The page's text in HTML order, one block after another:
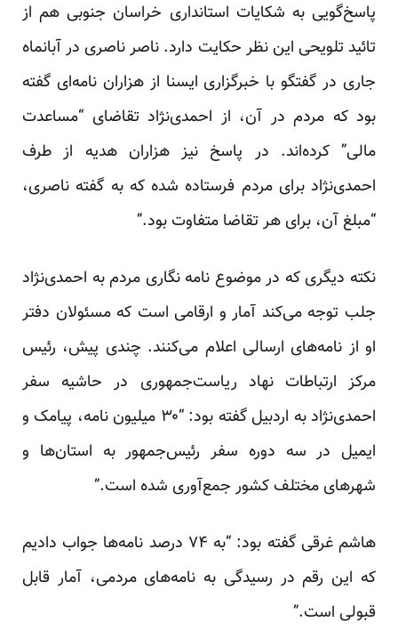
پاسخ‌گویی به شکایات استانداری خراسان جنوبی هم از
تائید تلویحی این نظر حکایت دارد. ناصر ناصری در آبانماه
جاری در گفتگو با خبرگزاری ایسنا از هزاران نامه‌ای گفته
بود که مردم در آن، از احمدی‌نژاد تقاضای “مساعدت
مالی” کرده‌اند. در پاسخ نیز هزاران هدیه از طرف
احمدی‌نژاد برای مردم فرستاده شده که به گفته ناصری،
“مبلغ آن، برای هر تقاضا متفاوت بود.”
نکته دیگری که در موضوع نامه نگاری مردم به احمدی‌نژاد
جلب توجه می‌کند آمار و ارقامی است که مسئولان دفتر
او از نامه‌های ارسالی اعلام می‌کنند. چندی پیش، رئیس
مرکز ارتباطات نهاد ریاست‌جمهوری در حاشیه سفر
احمدی‌نژاد به اردبیل گفته بود: “۳۰ میلیون نامه، پیامک و
ایمیل در سه دوره سفر رئیس‌جمهور به استان‌ها و
شهرهای مختلف کشور جمع‌آوری شده است.”
هاشم غرقی گفته بود: “به ۷۴ درصد نامه‌ها جواب دادیم
که این رقم در رسیدگی به نامه‌های مردمی، آمار قابل
قبولی است.”